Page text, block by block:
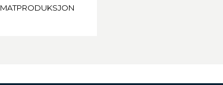
MATPRODUKSJON